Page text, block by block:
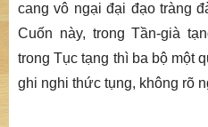
cang vô ngại đại đạo tràng
Cuốn này, trong Tần-già
trong Tục tạng thì ba bộ một
ghi nghi thức tụng, không rõ